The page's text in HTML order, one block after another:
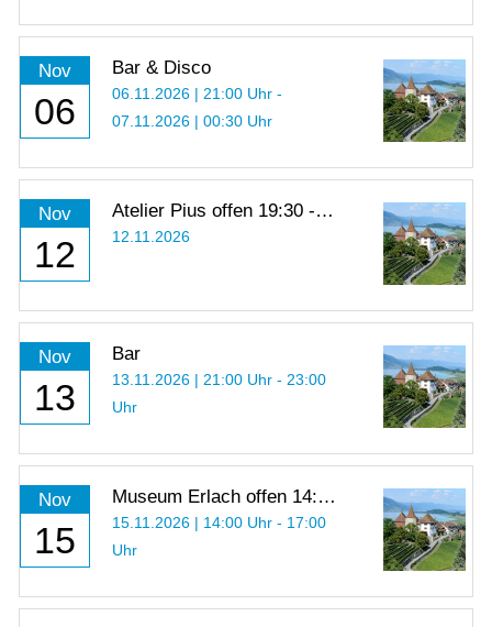
Nov
06
Bar & Disco
06.11.2026 | 21:00 Uhr -
07.11.2026 | 00:30 Uhr
Nov
12
Atelier Pius offen 19:30 -
21:00 Uhr
12.11.2026
Nov
13
Bar
13.11.2026 | 21:00 Uhr - 23:00
Uhr
Nov
15
Museum Erlach offen 14:00
- 17:00 Uhr
15.11.2026 | 14:00 Uhr - 17:00
Uhr